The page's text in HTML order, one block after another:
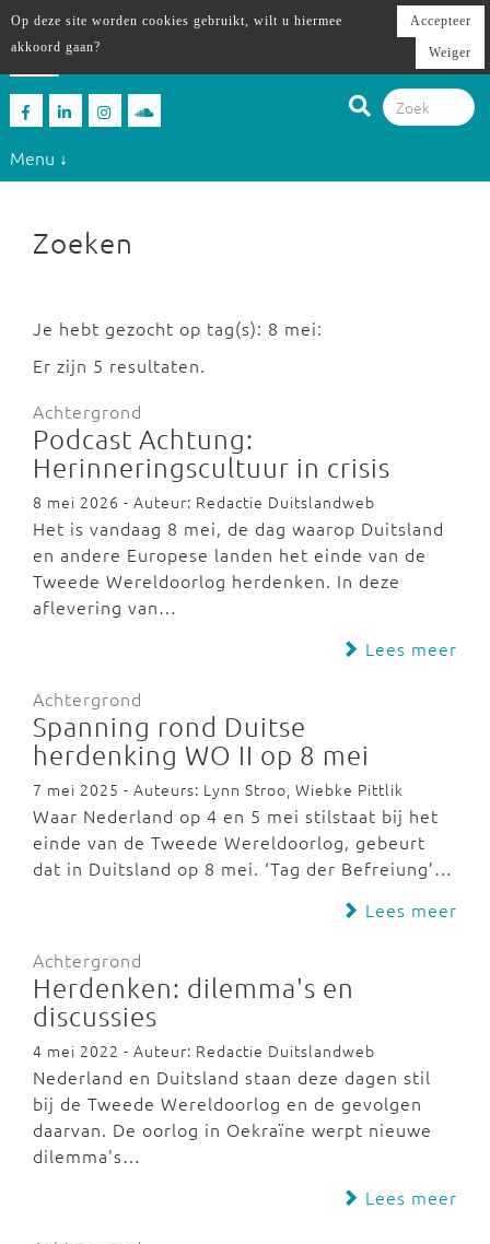
Menu ↓
Zoeken
Je hebt gezocht op tag(s): 8 mei:
Er zijn 5 resultaten.
Achtergrond
Podcast Achtung:
Herinneringscultuur in crisis
8 mei 2026 - Auteur: Redactie Duitslandweb
Het is vandaag 8 mei, de dag waarop Duitsland
en andere Europese landen het einde van de
Tweede Wereldoorlog herdenken. In deze
aflevering van…
Lees meer
Achtergrond
Spanning rond Duitse
herdenking WO II op 8 mei
7 mei 2025 - Auteurs: Lynn Stroo, Wiebke Pittlik
Waar Nederland op 4 en 5 mei stilstaat bij het
einde van de Tweede Wereldoorlog, gebeurt
dat in Duitsland op 8 mei. ‘Tag der Befreiung’…
Lees meer
Achtergrond
Herdenken: dilemma's en
discussies
4 mei 2022 - Auteur: Redactie Duitslandweb
Nederland en Duitsland staan deze dagen stil
bij de Tweede Wereldoorlog en de gevolgen
daarvan. De oorlog in Oekraïne werpt nieuwe
dilemma's…
Lees meer
Op deze site worden cookies gebruikt, wilt u hiermee
akkoord gaan?
Accepteer
Weiger